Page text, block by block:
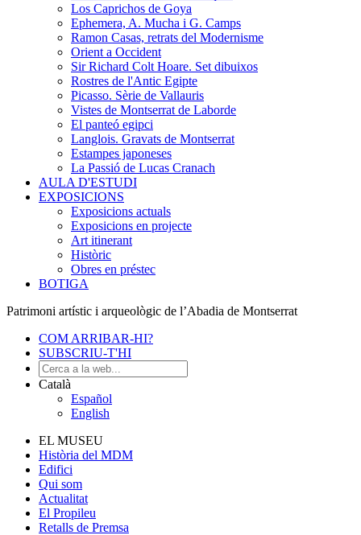
Los Caprichos de Goya
Ephemera, A. Mucha i G. Camps
Ramon Casas, retrats del Modernisme
Orient a Occident
Sir Richard Colt Hoare. Set dibuixos
Rostres de l'Antic Egipte
Picasso. Sèrie de Vallauris
Vistes de Montserrat de Laborde
El panteó egipci
Langlois. Gravats de Montserrat
Estampes japoneses
La Passió de Lucas Cranach
AULA D'ESTUDI
EXPOSICIONS
Exposicions actuals
Exposicions en projecte
Art itinerant
Històric
Obres en préstec
BOTIGA
Patrimoni artístic i arqueològic de l’Abadia de Montserrat
COM ARRIBAR-HI?
SUBSCRIU-T'HI
Català
Español
English
EL MUSEU
Història del MDM
Edifici
Qui som
Actualitat
El Propileu
Retalls de Premsa